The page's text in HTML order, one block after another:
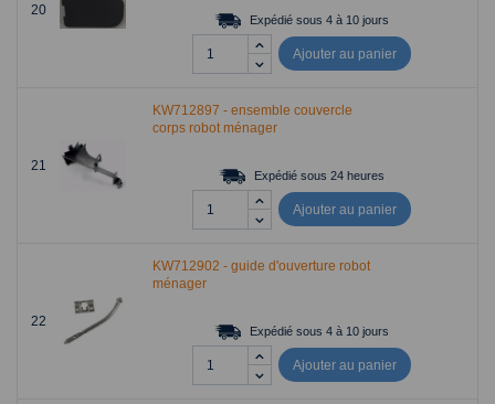
20
Expédié sous 4 à 10 jours
Ajouter au panier
21
KW712897 - ensemble couvercle
corps robot ménager
Expédié sous 24 heures
Ajouter au panier
22
KW712902 - guide d'ouverture robot
ménager
Expédié sous 4 à 10 jours
Ajouter au panier